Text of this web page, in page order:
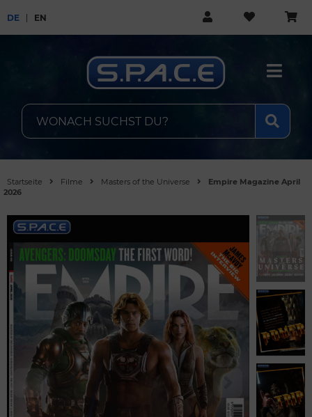
DE EN
Startseite Filme Masters of the Universe
Empire Magazine April
2026